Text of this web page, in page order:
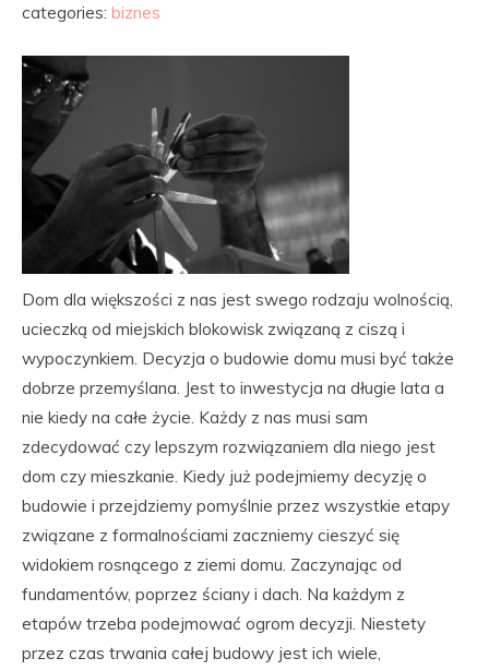
categories: biznes
Dom dla większości z nas jest swego rodzaju wolnością,
ucieczką od miejskich blokowisk związaną z ciszą i
wypoczynkiem. Decyzja o budowie domu musi być także
dobrze przemyślana. Jest to inwestycja na długie lata a
nie kiedy na całe życie. Każdy z nas musi sam
zdecydować czy lepszym rozwiązaniem dla niego jest
dom czy mieszkanie. Kiedy już podejmiemy decyzję o
budowie i przejdziemy pomyślnie przez wszystkie etapy
związane z formalnościami zaczniemy cieszyć się
widokiem rosnącego z ziemi domu. Zaczynając od
fundamentów, poprzez ściany i dach. Na każdym z
etapów trzeba podejmować ogrom decyzji. Niestety
przez czas trwania całej budowy jest ich wiele,